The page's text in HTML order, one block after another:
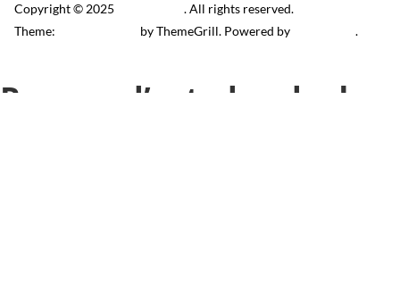
Copyright © 2025
. All rights reserved.
Theme:
by ThemeGrill. Powered by .
Recevez l’actu locale de